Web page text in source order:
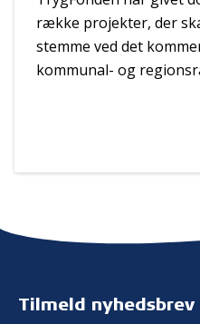
række projekter, der
stemme ved det
kommunal- og
Tilmeld nyhedsbrev